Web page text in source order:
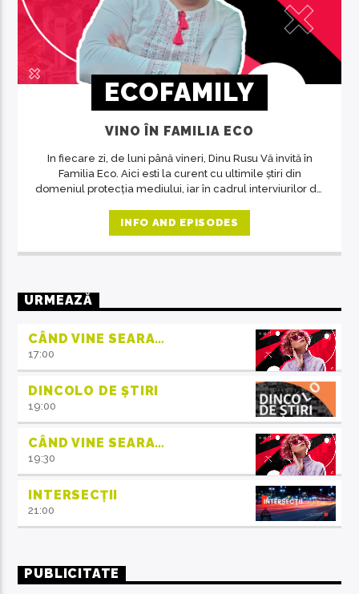
ECOFAMILY
VINO ÎN FAMILIA ECO
In fiecare zi, de luni până vineri, Dinu Rusu Vă invită în
Familia Eco. Aici esti la curent cu ultimile știri din
domeniul protecția mediului, iar în cadrul interviurilor de
familie.
INFO AND EPISODES
URMEAZĂ
CÂND VINE SEARA…
17:00
DINCOLO DE ȘTIRI
19:00
CÂND VINE SEARA…
19:30
INTERSECȚII
21:00
PUBLICITATE